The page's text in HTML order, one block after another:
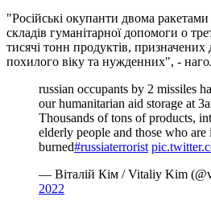
"Російські окупанти двома
складів гуманітарної допомоги о
тисячі тонн продуктів, призначених
похилого віку та нужденних", -
russian occupants by 2 missiles
our humanitarian aid storage at
Thousands of tons of products,
elderly people and those who are
burned#russiaterrorist
— Віталій Кім / Vitaliy Kim
2022